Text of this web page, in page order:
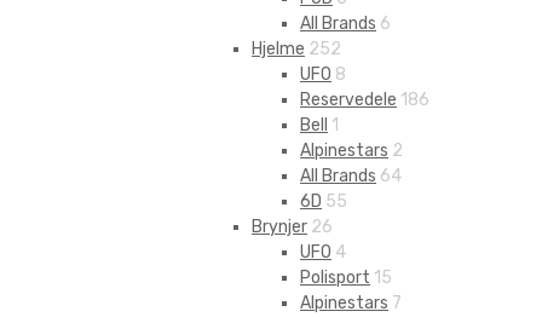
All Brands 6
Hjelme 252
UFO 8
Reservedele 186
Bell
1
Alpinestars 2
All Brands 64
6D 55
Brynjer 26
UFO 4
Polisport 15
Alpinestars 7